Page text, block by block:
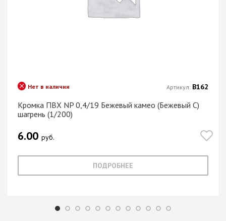
Кромка ПВХ NP 0,4/19 Бежевый камео (Бежевый С)
шагрень (1/200)
Нет в наличии
6.00 руб.
ПОДРОБНЕЕ
Артикул: В162